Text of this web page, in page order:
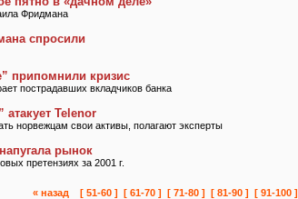
Фридмана
спросили
припомнили кризис
пострадавших вкладчиков банка
атакует Telenor
норвежцам свои активы, полагают эксперты
рынок
претензиях за 2001 г.
« назад [ 51-60 ] [ 61-70 ] [ 71-80 ] [ 81-90 ] [ 91-100 ]